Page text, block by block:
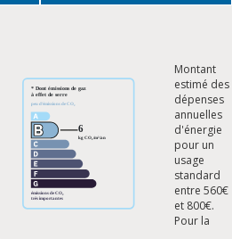
Montant
estimé des
dépenses
annuelles
d'énergie
pour un
usage
standard
entre 560€
et 800€.
Pour la